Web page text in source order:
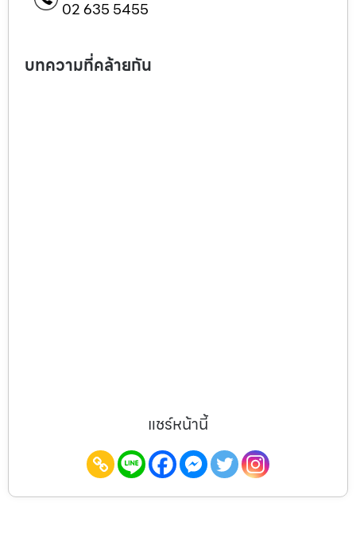
02 635 5455
บทความที่คล้ายกัน
แชร์หน้านี้